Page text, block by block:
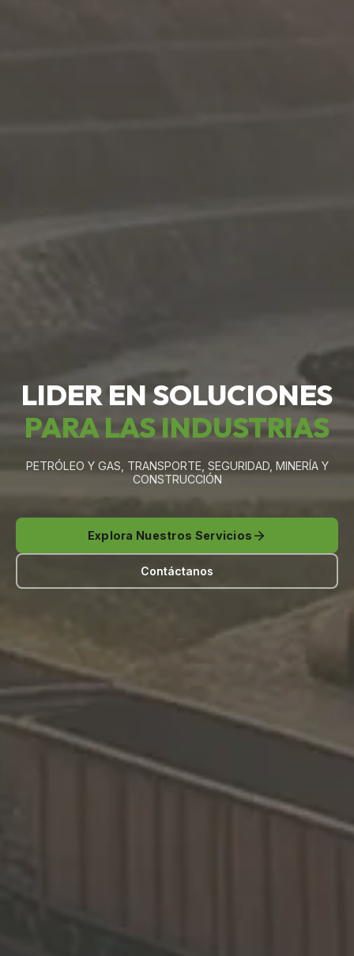
LIDER EN SOLUCIONES
PARA LAS INDUSTRIAS
PETRÓLEO Y GAS, TRANSPORTE, SEGURIDAD, MINERÍA Y
CONSTRUCCIÓN
Explora Nuestros Servicios
Contáctanos